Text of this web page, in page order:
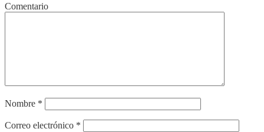
Comentario
Nombre *
Correo electrónico *